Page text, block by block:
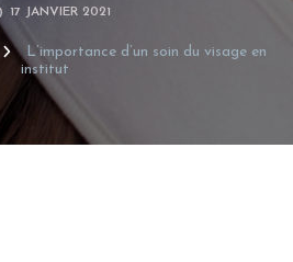
17 JANVIER 2021
L’importance d’un soin du visage en
institut